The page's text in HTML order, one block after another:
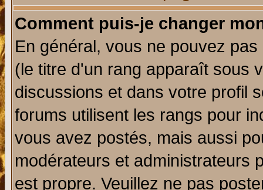
Comment puis-je changer
En général, vous ne pouvez
(le titre d'un rang apparaît sous
discussions et dans votre profil
forums utilisent les rangs pour
vous avez postés, mais aussi
modérateurs et administrateurs
est propre. Veuillez ne pas